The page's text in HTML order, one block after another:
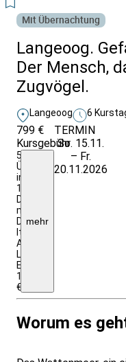
Mit Übernachtung
Langeoog.
Der Mensch,
Zugvögel.
Langeoog 6
799 €
Kursgebühr
5
Ü/HP+.
im
1/2
DZ
mit
DU/WC;Programm
lt.
Ausschreibung,
Leihfahrrad;
EZZ:
185,00
€
mehr
TERMIN
So. 15.11.
– Fr.
20.11.2026
Worum es